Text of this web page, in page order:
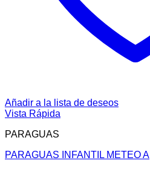
Añadir a la lista de deseos
Vista Rápida
PARAGUAS
PARAGUAS INFANTIL METEO A